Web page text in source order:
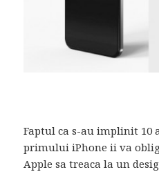
Faptul ca s-au implinit 10
primului iPhone ii va
Apple sa treaca la un